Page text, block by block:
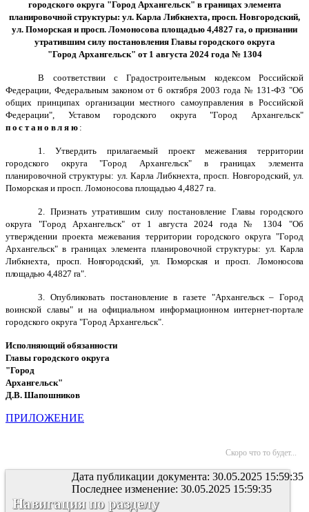
городского округа "Город Архангельск" в границах элемента
планировочной структуры: ул. Карла Либкнехта, просп. Новгородский,
ул. Поморская и просп. Ломоносова площадью 4,4827 га, о признании
утратившим силу постановления Главы городского округа
"Город Архангельск" от 1 августа 2024 года № 1304
В соответствии с Градостроительным кодексом Российской
Федерации, Федеральным законом от 6 октября 2003 года № 131-ФЗ "Об
общих принципах организации местного самоуправления в Российской
Федерации", Уставом городского округа "Город Архангельск"
постановляю :
1. Утвердить прилагаемый проект межевания территории
городского округа "Город Архангельск" в границах элемента
планировочной структуры: ул. Карла Либкнехта, просп. Новгородский, ул.
Поморская и просп. Ломоносова площадью 4,4827 га.
2. Признать утратившим силу постановление Главы городского
округа "Город Архангельск" от 1 августа 2024 года № 1304 "Об
утверждении проекта межевания территории городского округа "Город
Архангельск" в границах элемента планировочной структуры: ул. Карла
Либкнехта,просп. Новгородский, ул. Поморская и просп. Ломоносова
площадью 4,4827 га".
3. Опубликовать постановление в газете "Архангельск – Город
воинской славы" и на официальном информационном интернет-портале
городского округа "Город Архангельск".
Исполняющий обязанности
Главы городского округа
"Город
Архангельск"
Д.В. Шапошников
ПРИЛОЖЕНИЕ
Скоро что то будет...
Дата публикации документа: 30.05.2025 15:59:35
Последнее изменение: 30.05.2025 15:59:35
Навигация по разделу